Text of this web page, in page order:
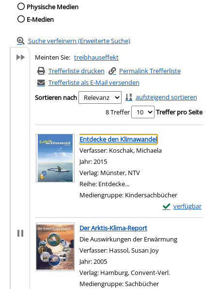
Physische Medien
E-Medien
Suche verfeinern (Erweiterte Suche)
Meinten Sie: treibhauseffekt
Trefferliste drucken
Permalink Trefferliste
Trefferliste als E-Mail versenden
Sortieren nach
aufsteigend sortieren
8 Treffer
Treffer pro Seite
Suchergebnis
Zu den Suchfiltern springen
Entdecke den Klimawandel
Verfasser: Koschak, Michaela
Jahr:2015
Verlag: Münster, NTV
Reihe: Entdecke...
Mediengruppe: Kindersachbücher
verfügbar
Exemplar-Details
Zum Download
Der Arktis-Klima-Report
Die Auswirkungen der Erwärmung
Verfasser: Hassol, Susan Joy
Jahr:2005
Verlag: Hamburg, Convent-Verl.
Mediengruppe:Sachbücher